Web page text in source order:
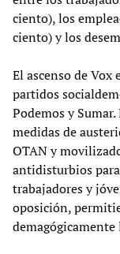
ciento), los
ciento) y los
El ascenso de
partidos
Podemos y
medidas de
OTAN y
antidisturbios
trabajadores y
oposición,